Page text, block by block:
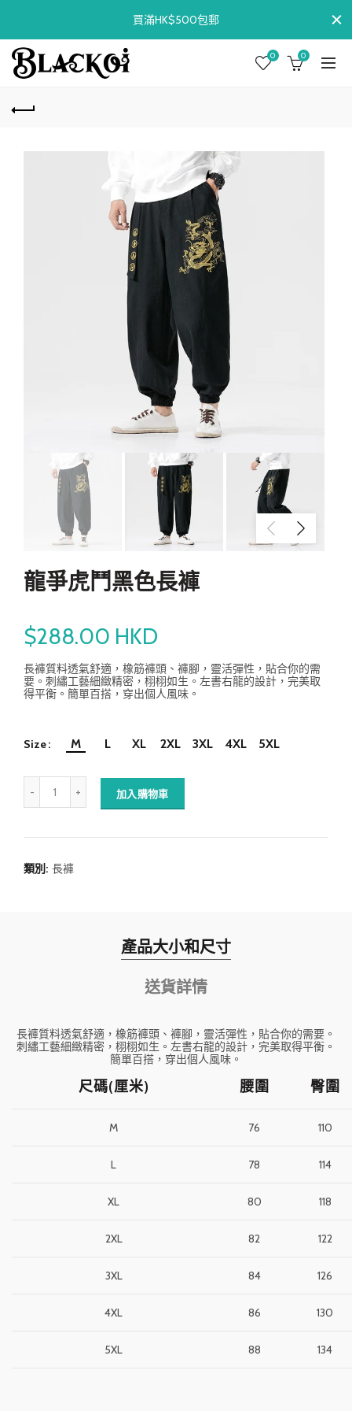
0 0
龍爭虎鬥黑色長褲
$288.00 HKD
長褲質料透氣舒適，橡筋褲頭、褲腳，靈活彈性，貼合你的需
要。刺繡工藝細緻精密，栩栩如生。左書右龍的設計，完美取
得平衡。簡單百搭，穿出個人風味。
Size M L XL 2XL 3XL 4XL 5XL
加入購物車
類別: 長褲
產品大小和尺寸
送貨詳情
長褲質料透氣舒適，橡筋褲頭、褲腳，靈活彈性，貼合你的需要。
刺繡工藝細緻精密，栩栩如生。左書右龍的設計，完美取得平衡。
簡單百搭，穿出個人風味。
尺碼(厘米) 腰圍 臀圍
M 76 110
L 78 114
XL 80 118
2XL 82 122
3XL 84 126
4XL 86 130
5XL 88 134
買滿HK$500包郵